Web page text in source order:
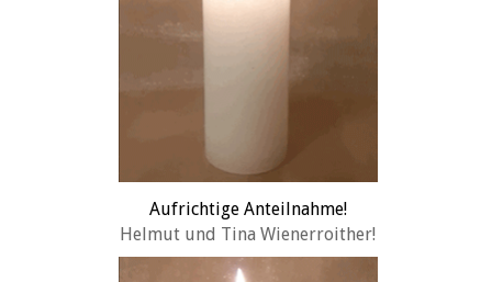
Aufrichtige Anteilnahme!
Helmut und Tina Wienerroither!